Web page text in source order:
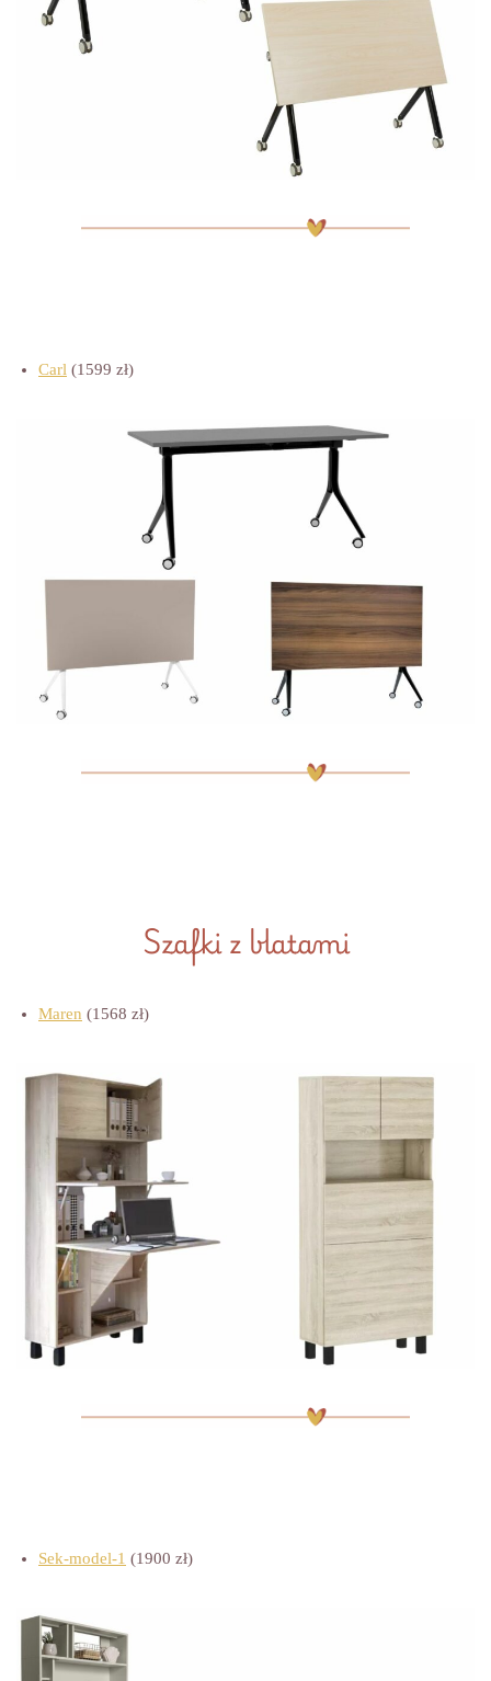
Carl (1599 zł)
Szafki z blatami
Maren (1568 zł)
Sek-model-1 (1900 zł)